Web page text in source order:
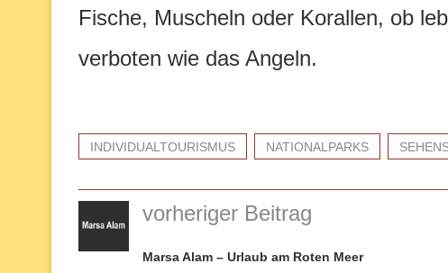
Fische, Muscheln oder Korallen, ob
verboten wie das Angeln.
INDIVIDUALTOURISMUS NATIONALPARKS
vorheriger Beitrag
Marsa Alam – Urlaub am Roten Meer